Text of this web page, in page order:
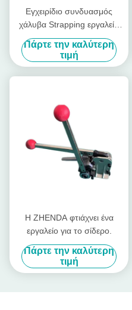
Εγχειρίδιο συνδυασμός
χάλυβα Strapping εργαλείο
Banding εργαλείο σε
βιομηχανική
Πάρτε την καλύτερη
τιμή
Η ZHENDA φτιάχνει ένα
εργαλείο για το σίδερο.
Πάρτε την καλύτερη
τιμή